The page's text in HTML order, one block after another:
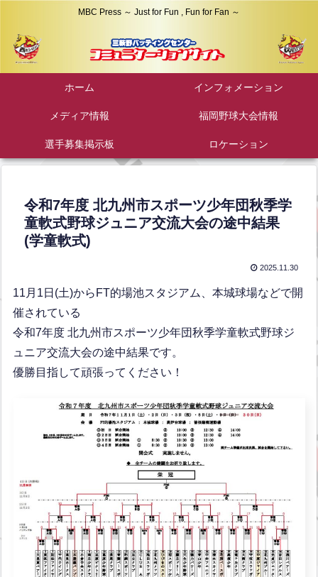
MBC Press ～ Just for Fun , Fun for Fan ～
ホーム インフォメーション
メディア情報 福岡野球大会情報
選手募集掲示板 ロケーション
令和7年度 北九州市スポーツ少年団秋季学
童軟式野球ジュニア交流大会の途中結果
(学童軟式)
2025.11.30
11月1日(土)からFT的場池スタジアム、本城球場などで開
催されている
令和7年度 北九州市スポーツ少年団秋季学童軟式野球ジ
ュニア交流大会の途中結果です。
優勝目指して頑張ってください！